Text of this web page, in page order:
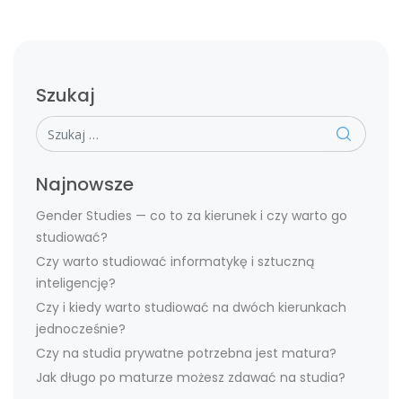
Szukaj
Szukaj
Najnowsze
Gender Studies — co to za kierunek i czy warto go
studiować?
Czy warto studiować informatykę i sztuczną
inteligencję?
Czy i kiedy warto studiować na dwóch kierunkach
jednocześnie?
Czy na studia prywatne potrzebna jest matura?
Jak długo po maturze możesz zdawać na studia?